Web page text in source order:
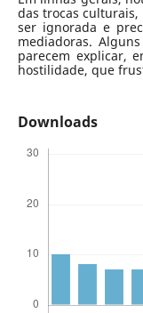
das trocas
ser ignorada e
mediadoras.
parecem explicar,
hostilidade, que
Downloads